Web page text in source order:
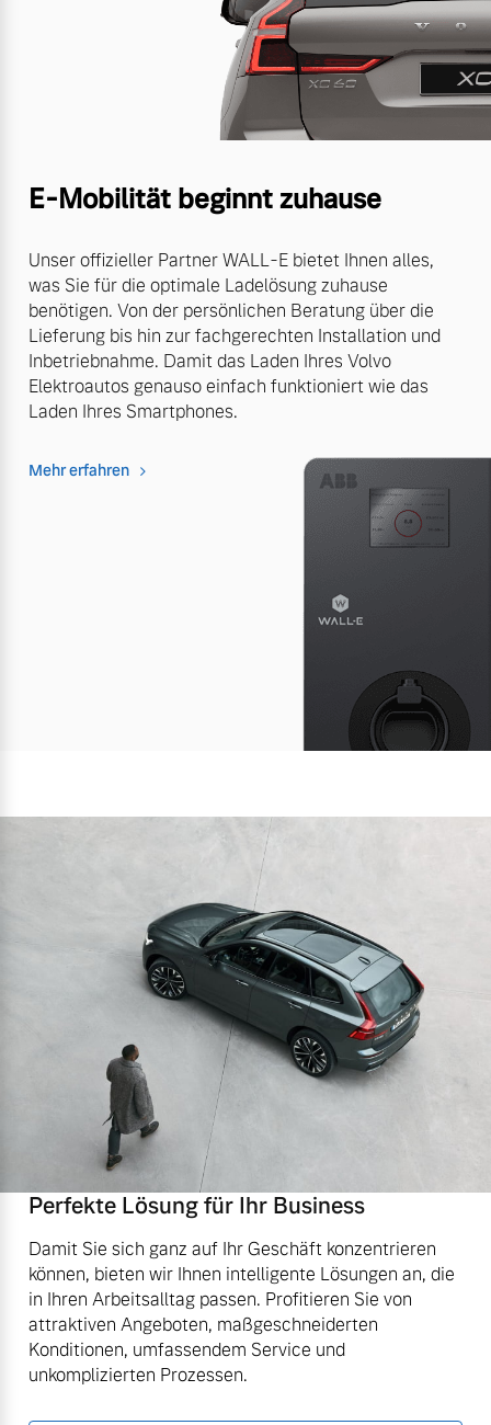
E-Mobilität beginnt zuhause
Unser offizieller Partner WALL-E bietet Ihnen alles,
was Sie für die optimale Ladelösung zuhause
benötigen. Von der persönlichen Beratung über die
Lieferung bis hin zur fachgerechten Installation und
Inbetriebnahme. Damit das Laden Ihres Volvo
Elektroautos genauso einfach funktioniert wie das
Laden Ihres Smartphones.
Mehr erfahren
Perfekte Lösung für Ihr Business
Damit Sie sich ganz auf Ihr Geschäft konzentrieren
können, bieten wir Ihnen intelligente Lösungen an, die
in Ihren Arbeitsalltag passen. Profitieren Sie von
attraktiven Angeboten, maßgeschneiderten
Konditionen, umfassendem Service und
unkomplizierten Prozessen.